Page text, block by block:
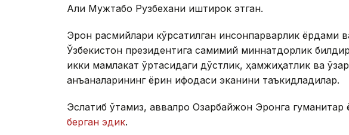
Али Мужтабо Рузбехани иштирок этган.
Эрон расмийлари кўрсатилган инсонпарварлик ёрдами
Ўзбекистон президентига самимий миннатдорлик
икки мамлакат ўртасидаги дўстлик, ҳамжиҳатлик ва
анъаналарининг ёрқин ифодаси эканини таъкидладилар.
Эслатиб ўтамиз, аввалроқ Озарбайжон Эронга гуманитар
берган эдик.